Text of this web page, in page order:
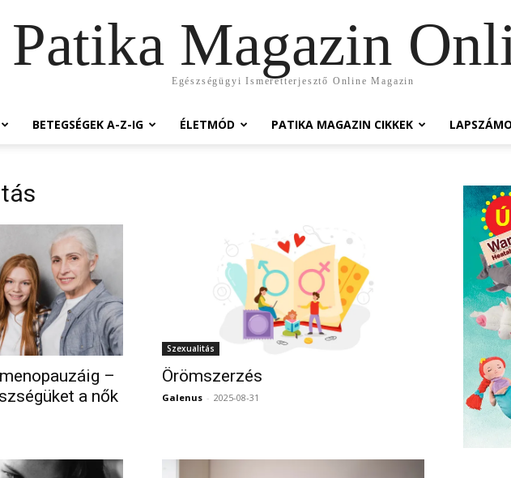
Patika Magazin
Egészségügyi Ismeretterjesztő Online Magazin
BETEGSÉGEK A-Z-IG ÉLETMÓD PATIKA MAGAZIN CIKKEK
–
a nők
Szexualitás
Örömszerzés
Galenus - 2025-08-31